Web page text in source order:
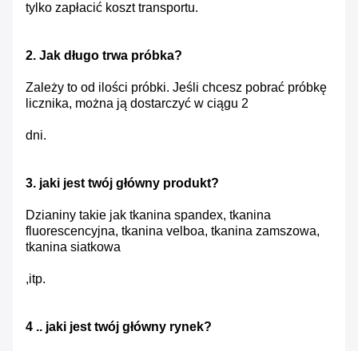
tylko zapłacić koszt transportu.
2. Jak długo trwa próbka?
Zależy to od ilości próbki. Jeśli chcesz pobrać próbkę
licznika, można ją dostarczyć w ciągu 2
dni.
3. jaki jest twój główny produkt?
Dzianiny takie jak tkanina spandex, tkanina
fluorescencyjna, tkanina velboa, tkanina zamszowa,
tkanina siatkowa
,itp.
4 .. jaki jest twój główny rynek?